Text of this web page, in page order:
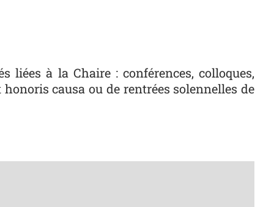
liées à la Chaire : conférences, colloques,
honoris causa ou de rentrées solennelles de